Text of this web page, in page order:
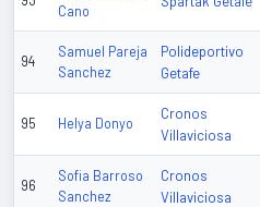
Cano
94
Samuel Pareja
Sanchez
Polideportivo
Getafe
95 Helya Donyo
Cronos
Villaviciosa
96
Sofia Barroso
Sanchez
Cronos
Villaviciosa